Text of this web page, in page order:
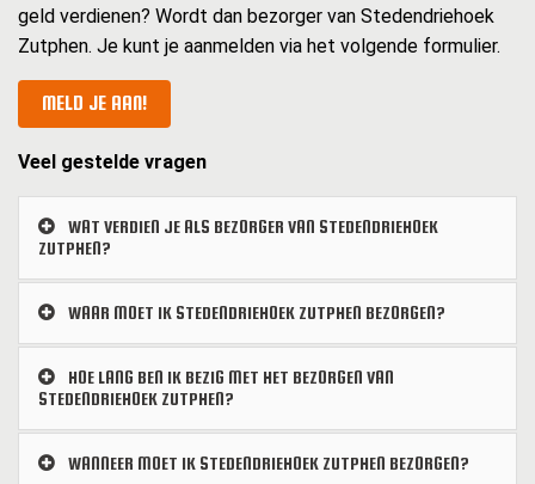
geld verdienen? Wordt dan bezorger van Stedendriehoek
Zutphen. Je kunt je aanmelden via het volgende formulier.
MELD JE AAN!
Veel gestelde vragen
WAT VERDIEN JE ALS BEZORGER VAN STEDENDRIEHOEK
ZUTPHEN?
WAAR MOET IK STEDENDRIEHOEK ZUTPHEN BEZORGEN?
HOE LANG BEN IK BEZIG MET HET BEZORGEN VAN
STEDENDRIEHOEK ZUTPHEN?
WANNEER MOET IK STEDENDRIEHOEK ZUTPHEN BEZORGEN?